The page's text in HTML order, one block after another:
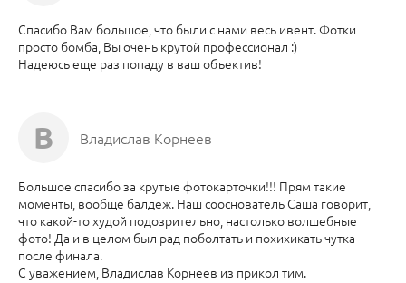
Спасибо Вам большое, что были с нами весь ивент. Фотки
просто бомба, Вы очень крутой профессионал :)
Надеюсь еще раз попаду в ваш объектив!
В Владислав Корнеев
Большое спасибо за крутые фотокарточки!!! Прям такие
моменты, вообще балдеж. Наш сооснователь Саша говорит,
что какой-то худой подозрительно, настолько волшебные
фото! Да и в целом был рад поболтать и похихикать чутка
после финала.
С уважением, Владислав Корнеев из прикол тим.